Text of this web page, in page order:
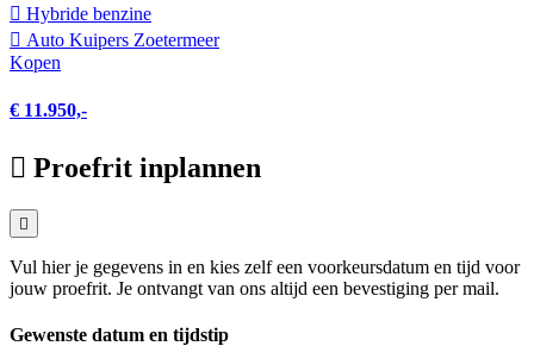
Hybride benzine
Auto Kuipers Zoetermeer
Kopen
€ 11.950,-
Proefrit inplannen
Vul hier je gegevens in en kies zelf een voorkeursdatum en tijd voor
jouw proefrit. Je ontvangt van ons altijd een bevestiging per mail.
Gewenste datum en tijdstip